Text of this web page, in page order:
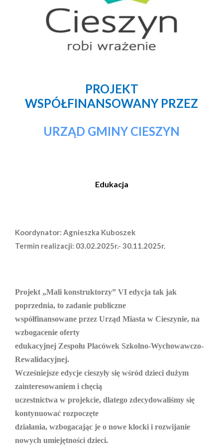
PROJEKT
WSPÓŁFINANSOWANY PRZEZ
URZĄD GMINY CIESZYN
Edukacja
Koordynator: Agnieszka Kuboszek
Termin realizacji: 03.02.2025r.- 30.11.2025r.
Projekt „Mali konstruktorzy” VI edycja tak jak
poprzednia, to zadanie publiczne
współfinansowane przez Urząd Miasta w Cieszynie, na
wzbogacenie oferty
edukacyjnej Zespołu Placówek Szkolno-Wychowawczo-
Rewalidacyjnej.
Wcześniejsze edycje cieszyły się wśród dzieci dużym
zainteresowaniem i chęcią
uczestnictwa w projekcie, dlatego zdecydowaliśmy się
kontynuować rozpoczęte
działania, wzbogacając je o nowe klocki i rozwijanie
nowych umiejętności dzieci.